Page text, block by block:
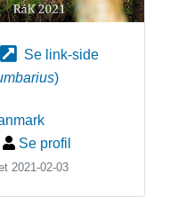
Se link-side
)
Se profil
2021-02-03